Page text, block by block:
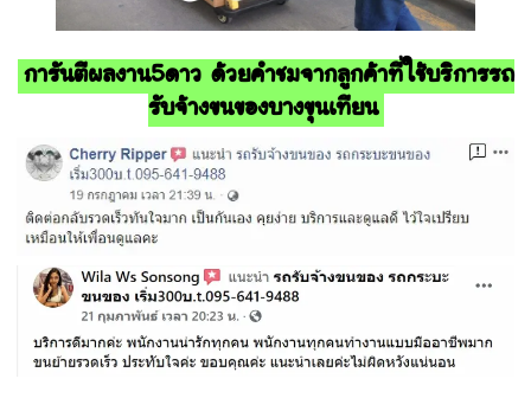
การันตีผลงาน5ดาว ด้วยคำชมจากลูกค้าที่ใช้บริการรถ
รับจ้างขนของบางขุนเทียน